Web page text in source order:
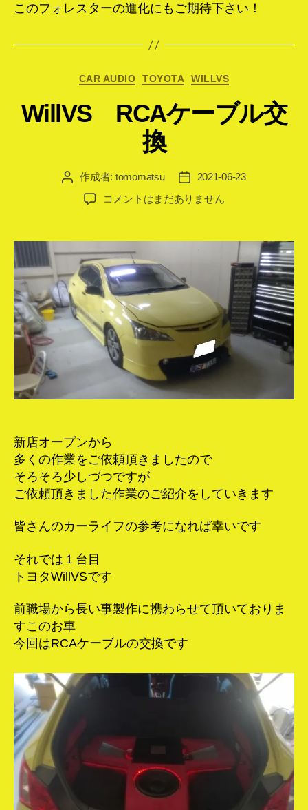
このフォレスターの進化にもご期待下さい！
カ
ゴ
リ
ー
CAR AUDIO TOYOTA WILLVS
WillVS RCAケーブル交
換
投 作成者: tomomatsu
投
稿
日
2021-06-23
WillVS
ー
ブ
ル
交
換
へ
の
コメントはまだありません
新店オープンから
多くの作業をご依頼頂きましたので
そろそろ少しづつですが
ご依頼頂きました作業のご紹介をしていきます
皆さんのカーライフの参考になれば幸いです
それでは１台目
トヨタWillVSです
前職場から長い事製作に携わらせて頂いておりま
すこのお車
今回はRCAケーブルの交換です